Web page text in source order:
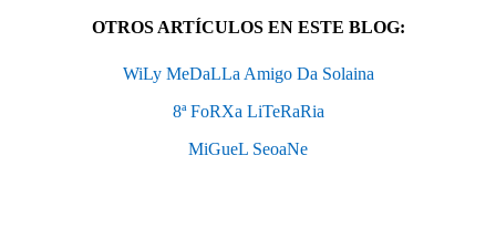
OTROS ARTÍCULOS EN ESTE BLOG:
WiLy MeDaLLa Amigo Da Solaina
8ª FoRXa LiTeRaRia
MiGueL SeoaNe